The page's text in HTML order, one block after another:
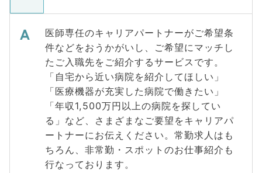
医師専任のキャリアパートナーがご希望条
件などをおうかがいし、ご希望にマッチし
たご入職先をご紹介するサービスです。
「自宅から近い病院を紹介してほしい」
「医療機器が充実した病院で働きたい」
「年収1,500万円以上の病院を探してい
る」など、さまざまなご要望をキャリアパ
ートナーにお伝えください。常勤求人はも
ちろん、非常勤・スポットのお仕事紹介も
行なっております。